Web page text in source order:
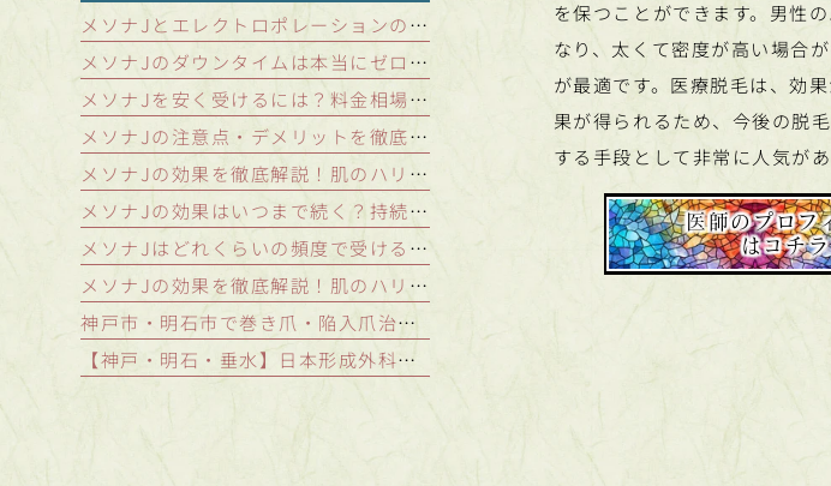
を保つことができます。男性
なり、太くて密度が高い場合
が最適です。医療脱毛は、効
果が得られるため、今後の脱
する手段として非常に人気があ
医師のプロフ
はコチラ
メソナJとエレクトロポレーションの違いは何？浸透力が格段に高い「メソポレーション法」を解説
メソナJのダウンタイムは本当にゼロ？施術後の肌状態と注意点を徹底解説
メソナJを安く受けるには？料金相場とコスパの良いクリニックの選び方
メソナJの注意点・デメリットを徹底解説｜施術を受けられないケースと稀なリスク
メソナJの効果を徹底解説！肌のハリ・シミ・肝斑を改善する秘密の仕組み
メソナJの効果はいつまで続く？持続期間を延ばし美肌をキープする秘訣
メソナJはどれくらいの頻度で受けるべき？効果を持続させる理想の継続期間
メソナJの効果を徹底解説！肌のハリ・シミ・肝斑を改善する秘密の仕組み｜神戸・明石のつかもと形成外科
神戸市・明石市で巻き爪・陥入爪治療をお探しの方へ｜口コミが気になるあなたへ
【神戸・明石・垂水】日本形成外科学会認定専門医が解説！シミ取りレーザー治療の種類とあなたに最適な治療法とは